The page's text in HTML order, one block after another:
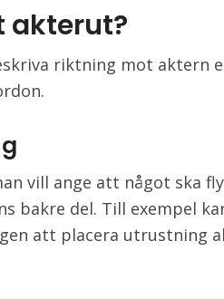
akterut?
riktning mot aktern
vill ange att något ska
bakre del. Till exempel
att placera utrustning